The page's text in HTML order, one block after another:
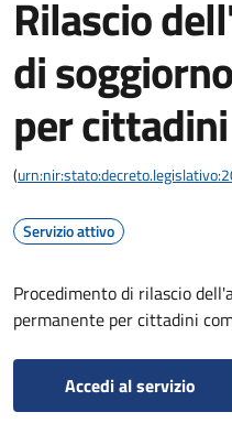
Rilascio
di
per
(
Servizio attivo
Procedimento di rilascio
permanente per cittadini
Accedi al servizio